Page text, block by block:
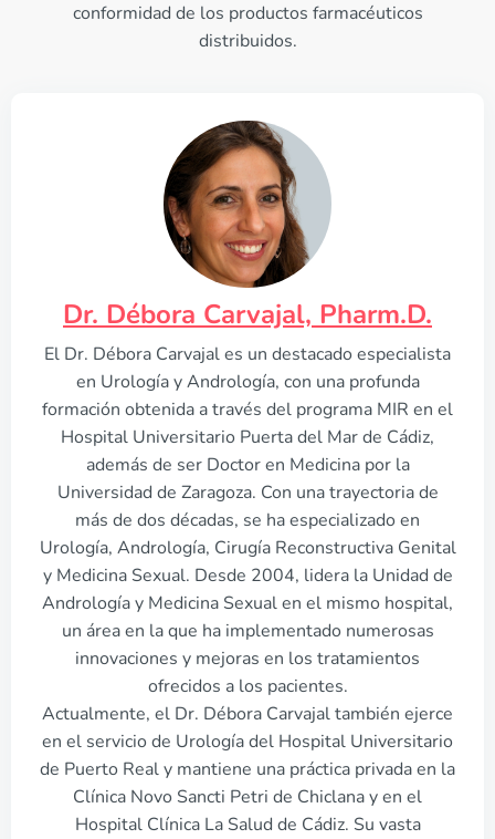
conformidad de los productos farmacéuticos
distribuidos.
Dr. Débora Carvajal, Pharm.D.
El Dr. Débora Carvajal es un destacado especialista
en Urología y Andrología, con una profunda
formación obtenida a través del programa MIR en el
Hospital Universitario Puerta del Mar de Cádiz,
además de ser Doctor en Medicina por la
Universidad de Zaragoza. Con una trayectoria de
más de dos décadas, se ha especializado en
Urología, Andrología, Cirugía Reconstructiva Genital
y Medicina Sexual. Desde 2004, lidera la Unidad de
Andrología y Medicina Sexual en el mismo hospital,
un área en la que ha implementado numerosas
innovaciones y mejoras en los tratamientos
ofrecidos a los pacientes.
Actualmente, el Dr. Débora Carvajal también ejerce
en el servicio de Urología del Hospital Universitario
de Puerto Real y mantiene una práctica privada en la
Clínica Novo Sancti Petri de Chiclana y en el
Hospital Clínica La Salud de Cádiz. Su vasta